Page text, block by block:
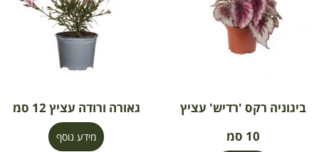
ביגוניה רקס 'רדיש' עציץ
10 סמ
גאורה ורודה עציץ 12 סמ
מידע נוסף